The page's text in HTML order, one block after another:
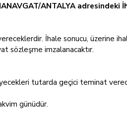
ANTALYA adresindeki
İhale sonucu, üzerine
sözleşme imzalanacaktır.
tutarda geçici teminat
günüdür.